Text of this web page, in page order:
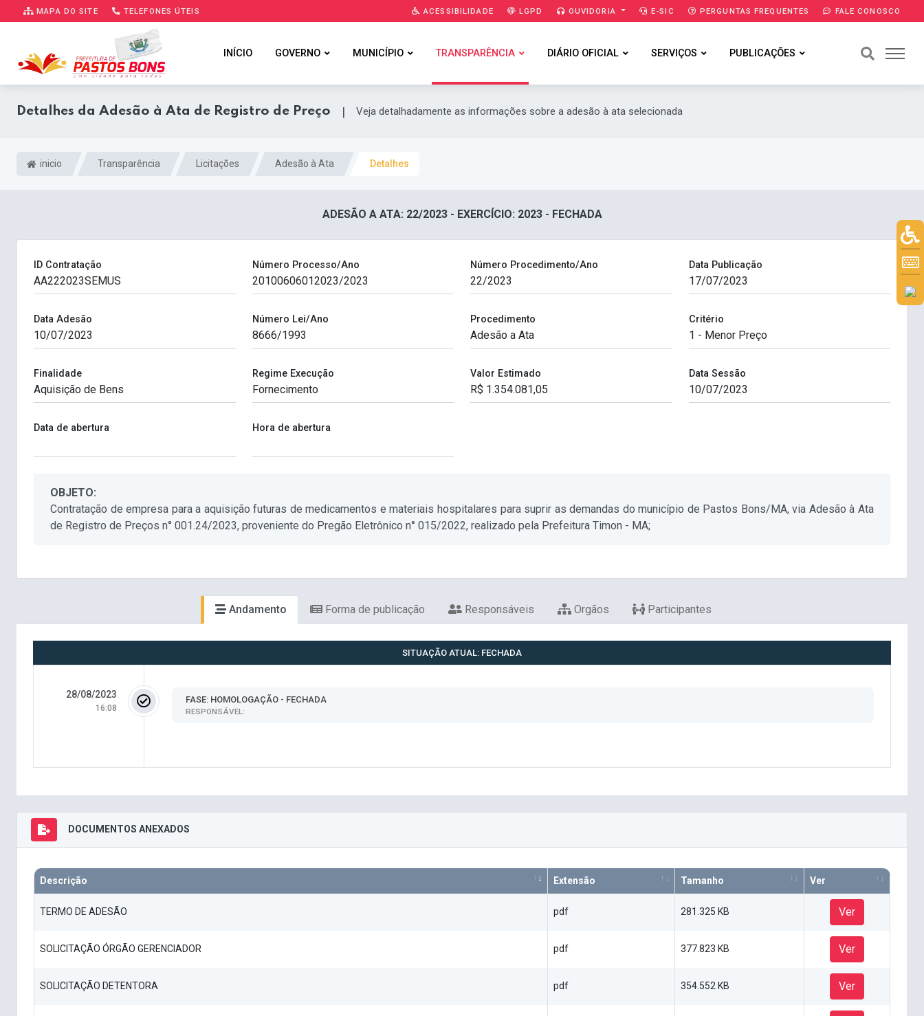
MAPA DO SITE TELEFONES ÚTEIS ACESSIBILIDADE LGPD OUVIDORIA E-SIC PERGUNTAS FREQUENTES FALE CONOSCO
INÍCIO GOVERNO MUNICÍPIO TRANSPARÊNCIA DIÁRIO OFICIAL SERVIÇOS PUBLICAÇÕES
Detalhes da Adesão à Ata de Registro de Preço | Veja detalhadamente as informações sobre a adesão à ata selecionada
inicio Transparência Licitações Adesão à Ata Detalhes
ADESÃO A ATA: 22/2023 - EXERCÍCIO: 2023 - FECHADA
ID Contratação Número Processo/Ano Número Procedimento/Ano Data Publicação
Data Adesão Número Lei/Ano Procedimento Critério
Finalidade Regime Execução Valor Estimado Data Sessão
Data de abertura Hora de abertura
OBJETO:
Contratação de empresa para a aquisição futuras de medicamentos e materiais hospitalares para suprir as demandas do município de Pastos Bons/MA, via Adesão à Ata
de Registro de Preços n° 001.24/2023, proveniente do Pregão Eletrônico n° 015/2022, realizado pela Prefeitura Timon - MA;
Andamento Forma de publicação Responsáveis Orgãos Participantes
SITUAÇÃO ATUAL: FECHADA
28/08/2023
16:08
FASE: HOMOLOGAÇÃO - FECHADA
RESPONSÁVEL:
DOCUMENTOS ANEXADOS
Descrição Extensão Tamanho Ver
TERMO DE ADESÃO pdf 281.325 KB Ver
SOLICITAÇÃO ÓRGÃO GERENCIADOR pdf 377.823 KB Ver
SOLICITAÇÃO DETENTORA pdf 354.552 KB Ver